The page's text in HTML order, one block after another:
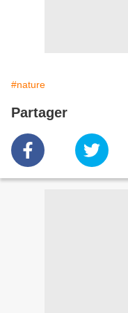
#nature
Partager